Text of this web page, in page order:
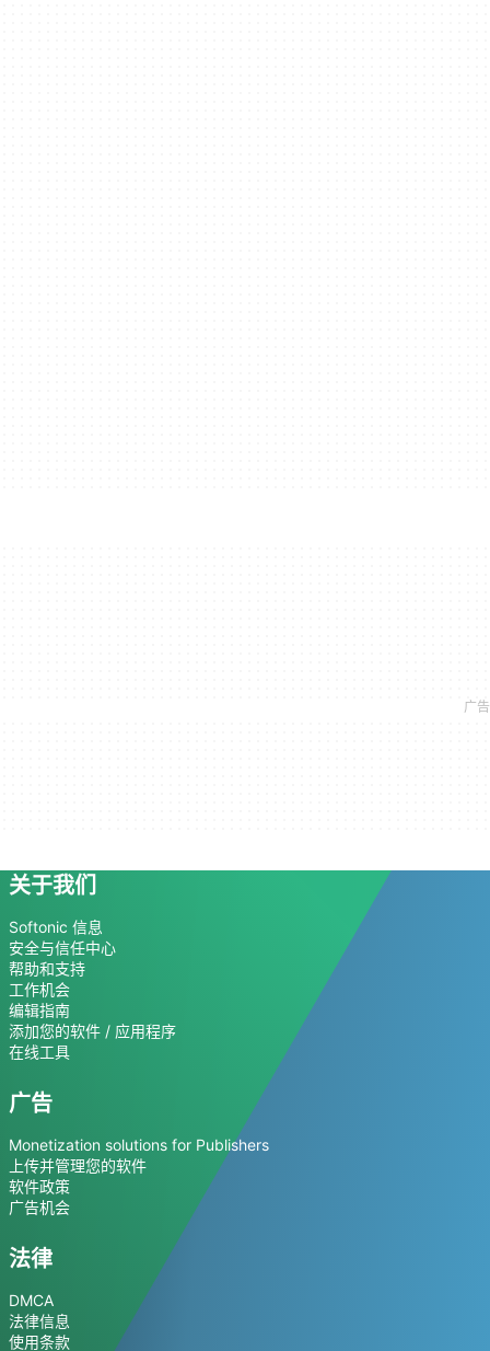
关于我们
Softonic 信息
安全与信任中心
帮助和支持
工作机会
编辑指南
添加您的软件 / 应用程序
在线工具
广告
Monetization solutions for Publishers
上传并管理您的软件
软件政策
广告机会
法律
DMCA
法律信息
使用条款